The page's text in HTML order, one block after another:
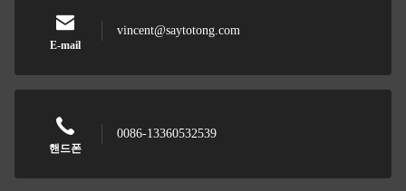
E-mail
vincent@saytotong.com
핸드폰
0086-13360532539